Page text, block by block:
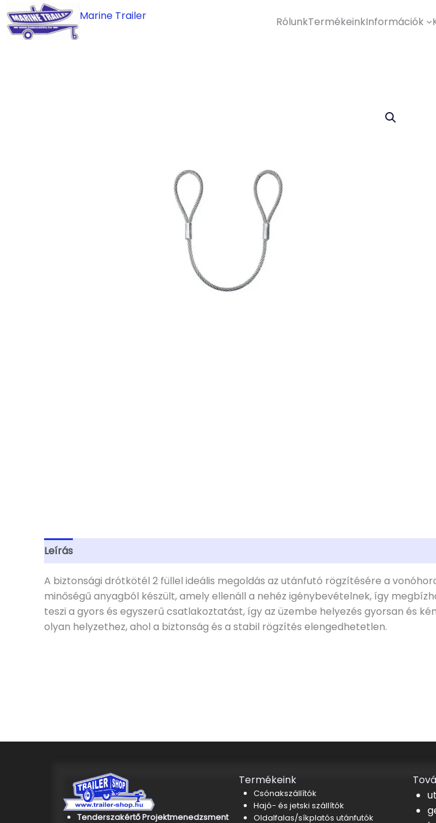
to
content
Marine Trailer RólunkTermékeinkInformációk
Leírás
A biztonsági drótkötél 2 füllel ideális megoldás az utánfutó rögzítésére a
minőségű anyagból készült, amely ellenáll a nehéz igénybevételnek, így
teszi a gyors és egyszerű csatlakoztatást, így az üzembe helyezés gyorsan és
olyan helyzethez, ahol a biztonság és a stabil rögzítés elengedhetetlen.
Tenderszakértő Projektmenedzsment
Termékeink
Csónakszállítók
Hajó- és jetski szállítók
Oldalfalas/síkplatós utánfutók